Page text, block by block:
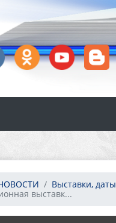
Выставки, даты
выставк...